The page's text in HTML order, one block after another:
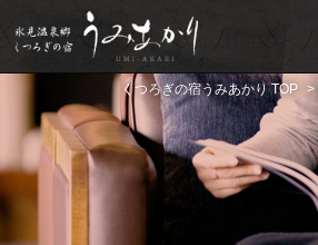
くつろぎの宿うみあかり TOP